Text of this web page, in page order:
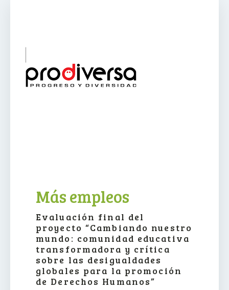
Más empleos
Evaluación final del
proyecto “Cambiando nuestro
mundo: comunidad educativa
transformadora y crítica
sobre las desigualdades
globales para la promoción
de Derechos Humanos”